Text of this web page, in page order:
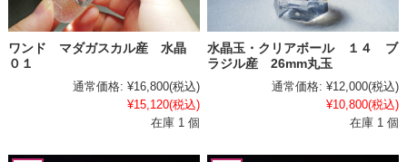
ワンド マダガスカル産 水晶
０１
通常価格: ¥16,800(税込)
¥15,120(税込)
在庫 1 個
水晶玉・クリアボール １４ ブ
ラジル産 26mm丸玉
通常価格: ¥12,000(税込)
¥10,800(税込)
在庫 1 個